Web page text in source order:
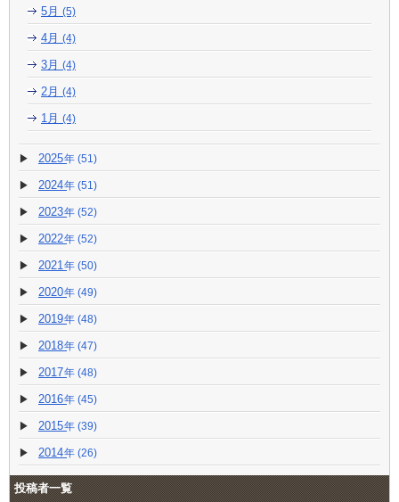
5月 (5)
4月 (4)
3月 (4)
2月 (4)
1月 (4)
2025 (51)
2024 (51)
2023 (52)
2022 (52)
2021 (50)
2020 (49)
2019 (48)
2018 (47)
2017 (48)
2016 (45)
2015 (39)
2014 (26)
投稿者一覧